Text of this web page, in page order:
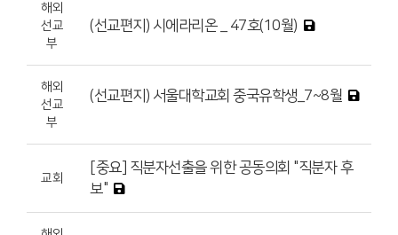
해외
선교
부
(선교편지) 시에라리온 _ 47호(10월)
해외
선교
부
(선교편지) 서울대학교회 중국유학생_7~8월
교회
[중요] 직분자선출을 위한 공동의회 "직분자 후
보"